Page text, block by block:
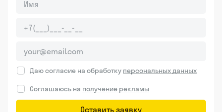
Даю согласие на обработку персональных данных
Соглашаюсь на получение рекламы
Оставить заявку